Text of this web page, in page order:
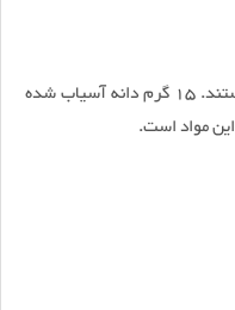
این دانه ها سرشار از فیبر و پروتئین هستند. 15 گرم دانه آسیاب شده